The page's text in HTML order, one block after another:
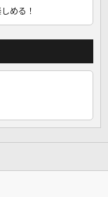
める！